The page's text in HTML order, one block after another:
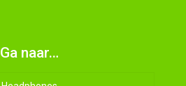
Ga naar…